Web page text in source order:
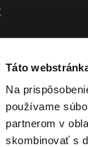
Táto
Na
používame
partnerom v
skombinovať s